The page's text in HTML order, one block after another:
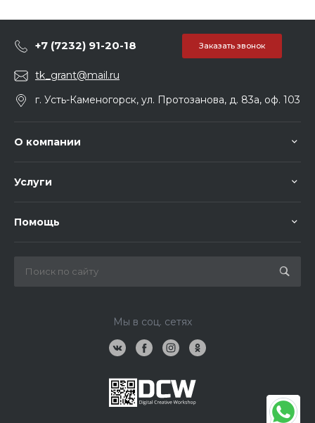
+7 (7232) 91-20-18 Заказать звонок
tk_grant@mail.ru
г. Усть-Каменогорск, ул. Протозанова, д. 83а, оф. 103
О компании
Услуги
Помощь
Мы в соц. сетях